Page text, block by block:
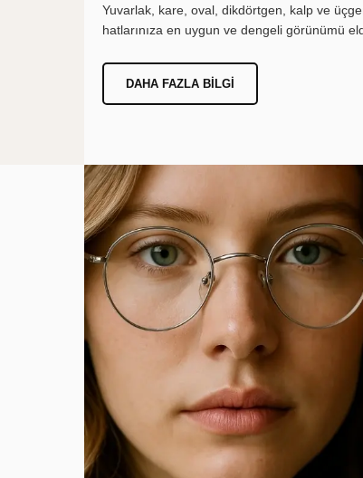
Yuvarlak, kare, oval, dikdörtgen, kalp ve
hatlarınıza en uygun ve dengeli görünümü
DAHA FAZLA BILGI